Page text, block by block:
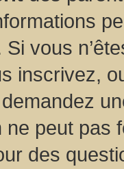
vous
inscrivez,
ne peut
des